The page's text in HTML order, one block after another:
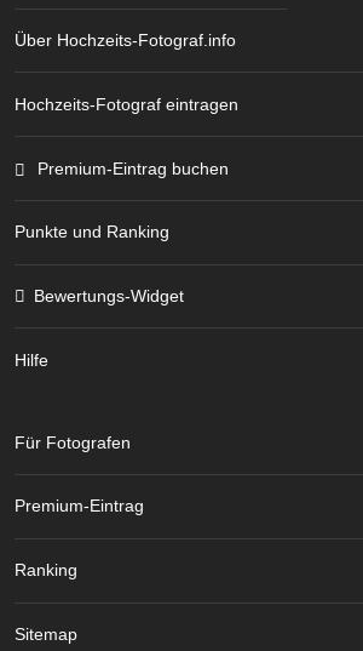
Über Hochzeits-Fotograf.info
Hochzeits-Fotograf eintragen
Premium-Eintrag buchen
Punkte und Ranking
Bewertungs-Widget
Hilfe
Für Fotografen
Premium-Eintrag
Ranking
Sitemap